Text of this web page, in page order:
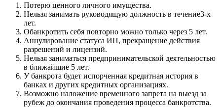
Потерю ценного личного имущества.
Нельзя занимать руководящую должность в течение3-х
лет.
Обанкротить себя повторно можно только через 5 лет.
Аннулирование статуса ИП, прекращение действия
разрешений и лицензий.
Нельзя заниматься предпринимательской деятельностью
в ближайшие 5 лет.
У банкрота будет испорченная кредитная история в
банках и других кредитных организациях.
Возможно наложение временного запрета на выезд за
рубеж до окончания проведения процесса банкротства.